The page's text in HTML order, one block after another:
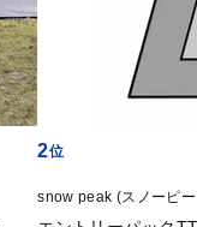
2
snow peak (スノーピ